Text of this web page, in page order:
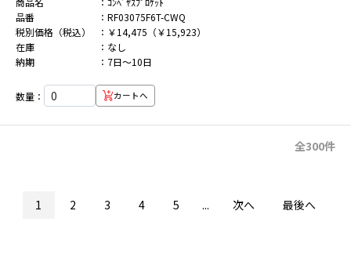
品番
RF03075F6T-CWQ
税別価格（税込）
￥14,475（￥15,923）
在庫
なし
納期
7日～10日
数量： カートへ
全300件
1 2 3 4 5 ... 次へ 最後へ